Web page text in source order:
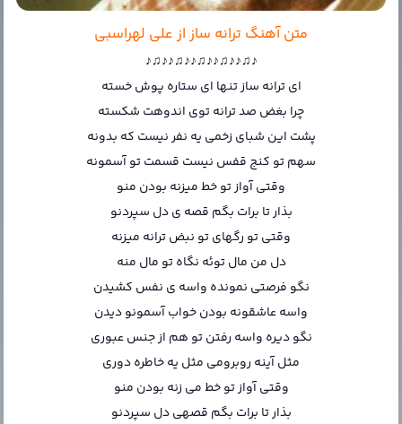
متن آهنگ ترانه ساز از علی لهراسبی
♪♫♪♪♫♪♪♫♪♪♫♪♪♫♪
ای ترانه ساز تنها ای ستاره پوش خسته
چرا بغض صد ترانه توی اندوهت شکسته
پشت این شبای زخمی یه نفر نیست که بدونه
سهم تو کنج قفس نیست قسمت تو آسمونه
وقتی آواز تو خط میزنه بودن منو
بذار تا برات بگم قصه ی دل سپردنو
وقتی تو رگهای تو نبض ترانه میزنه
دل من مال توئه نگاه تو مال منه
نگو فرصتی نمونده واسه ی نفس کشیدن
واسه عاشقونه بودن خواب آسمونو دیدن
نگو دیره واسه رفتن تو هم از جنس عبوری
مثل آینه روبرومی مثل یه خاطره دوری
وقتی آواز تو خط می زنه بودن منو
بذار تا برات بگم قصهی دل سپردنو